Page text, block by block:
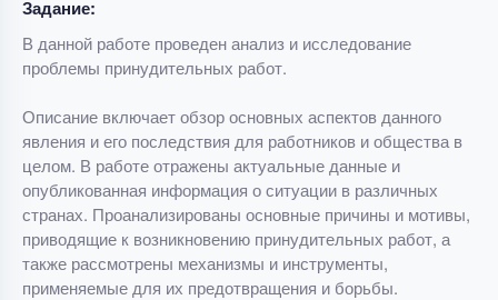
Задание:
В данной работе проведен анализ и исследование
проблемы принудительных работ.
Описание включает обзор основных аспектов данного
явления и его последствия для работников и общества в
целом. В работе отражены актуальные данные и
опубликованная информация о ситуации в различных
странах. Проанализированы основные причины и мотивы,
приводящие к возникновению принудительных работ, а
также рассмотрены механизмы и инструменты,
применяемые для их предотвращения и борьбы.